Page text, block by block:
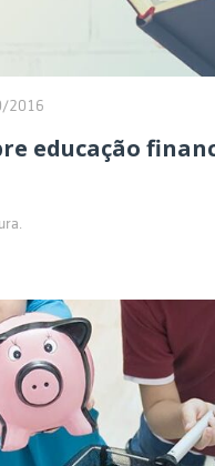
2016
educação